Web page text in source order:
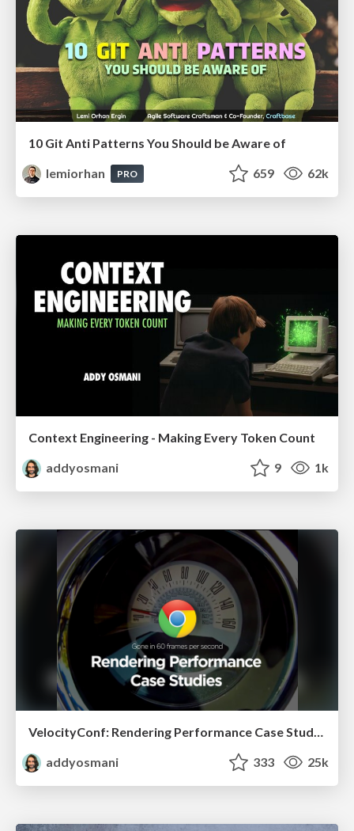
10 Git Anti Patterns You Should be Aware of
lemiorhan
PRO 659 62k
Context Engineering - Making Every Token Count
addyosmani
9 1k
VelocityConf: Rendering Performance Case Studies
addyosmani
333 25k